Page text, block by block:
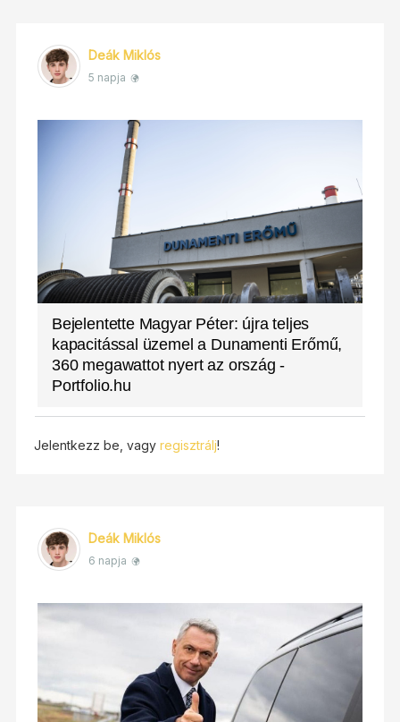
Deák Miklós
5 napja
Bejelentette Magyar Péter: újra teljes
kapacitással üzemel a Dunamenti Erőmű,
360 megawattot nyert az ország -
Portfolio.hu
Jelentkezz be, vagy regisztrálj!
Deák Miklós
6 napja